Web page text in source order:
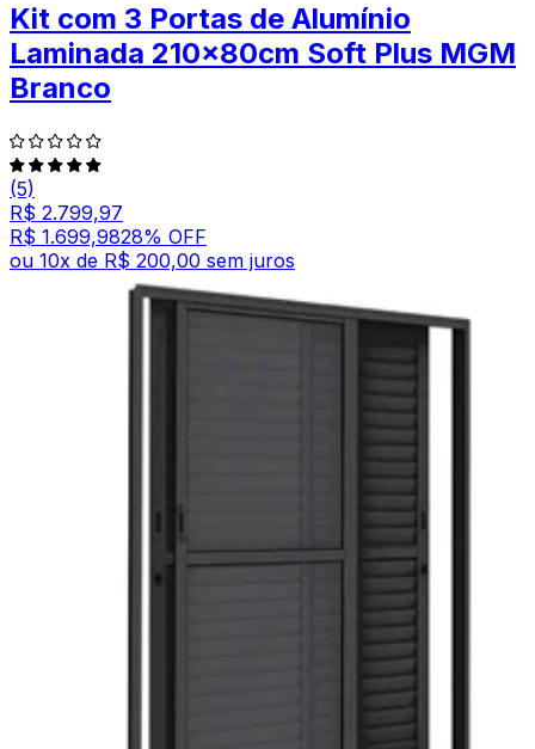
Kit com 3 Portas de Alumínio
Laminada 210x80cm Soft Plus MGM
Branco
(5)
R$ 2.799,97
R$ 1.699,9828% OFF
ou 10x de R$ 200,00 sem juros